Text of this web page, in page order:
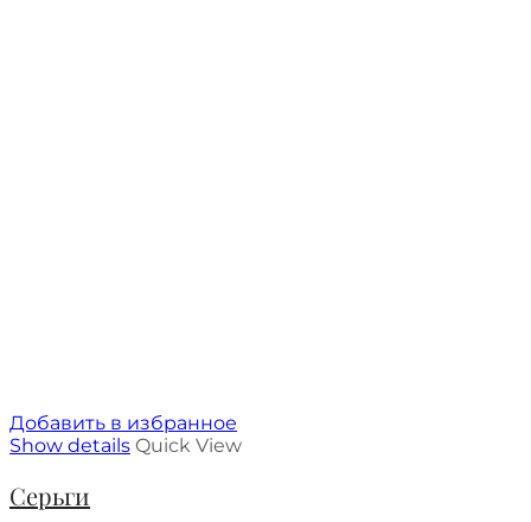
Добавить в избранное
Show details Quick View
Серьги